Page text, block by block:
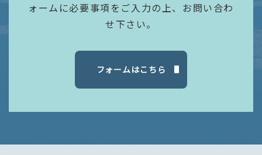
ォームに必要事項をご入力の上、お問い合わ
せ下さい。
フォームはこちら